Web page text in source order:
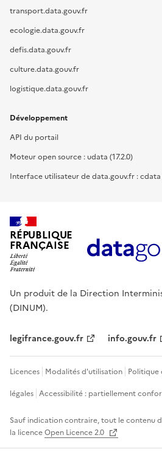
transport.data.gouv.fr
ecologie.data.gouv.fr
defis.data.gouv.fr
culture.data.gouv.fr
logistique.data.gouv.fr
Développement
API du portail
Moteur open source : udata (17.2.0)
Interface utilisateur de data.gouv.fr :
RÉPUBLIQUE
FRANÇAISE
Un produit de la Direction
(DINUM).
legifrance.gouv.fr info.gouv.fr
Licences Modalités d'utilisation
légales Accessibilité : partiellement
Sauf indication contraire, tout le contenu
la licenceOpen Licence 2.0